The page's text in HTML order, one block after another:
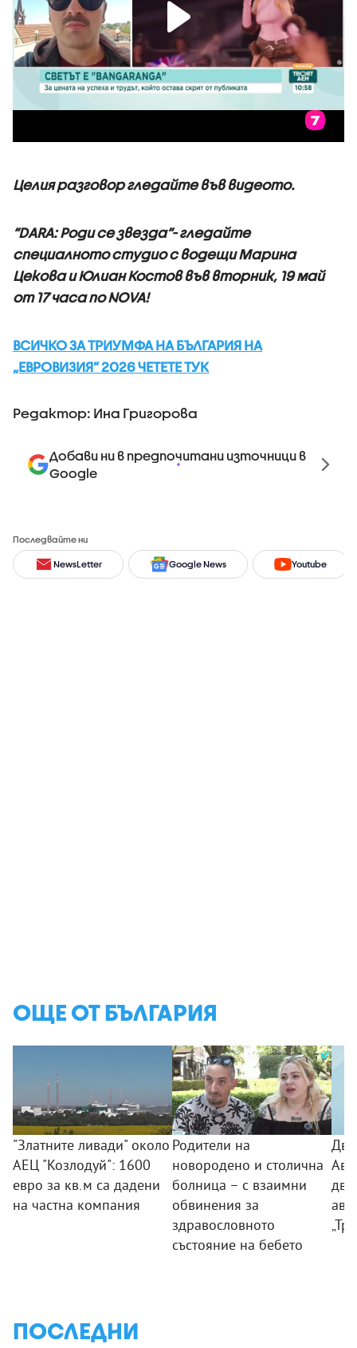
Целия разговор гледайте във видеото.
“DARA: Роди се звезда”- гледайте
специалното студио с водещи Марина
Цекова и Юлиан Костов във вторник, 19 май
от 17 часа по NOVA!
ВСИЧКО ЗА ТРИУМФА НА БЪЛГАРИЯ НА
„ЕВРОВИЗИЯ” 2026 ЧЕТЕТЕ ТУК
Редактор: Ина Григорова
Добави ни в предпочитани източници в
Google
Последвайте ни
NewsLetter Google News Youtube
ОЩЕ ОТ БЪЛГАРИЯ
"Златните ливади" около
АЕЦ "Козлодуй": 1600
евро за кв.м са дадени
на частна компания
Родители на
новородено и столична
болница – с взаимни
обвинения за
здравословното
състояние на бебето
ПОСЛЕДНИ